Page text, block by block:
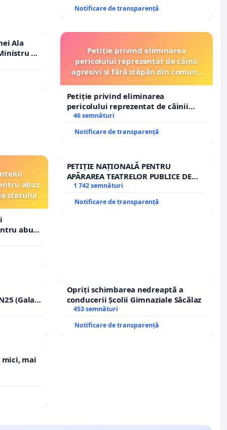
Notificare de transparență
Ala
al
Petiție privind eliminarea
pericolului reprezentat de câinii
agresivi și fără stăpân din comuna
Petiție privind eliminarea
pericolului reprezentat de câinii
agresivi și fără stăpân din comuna
46 semnături
Notificare de transparență
abuz
statului
abuz
PETIȚIE NAȚIONALĂ PENTRU
APĂRAREA TEATRELOR PUBLICE DE
REPERTORIU DIN ROMÂNIA
1 742 semnături
Notificare de transparență
(Galați
Opriți schimbarea nedreaptă a
conducerii Școlii Gimnaziale Săcălaz
453 semnături
Notificare de transparență
mai